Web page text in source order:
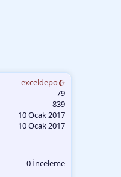
exceldepo
79
839
10 Ocak 2017
10 Ocak 2017
0 İnceleme